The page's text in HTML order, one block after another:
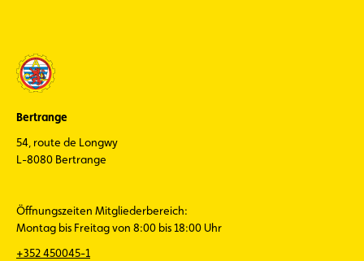
Bertrange
54, route de Longwy
L-8080 Bertrange
Öffnungszeiten Mitgliederbereich:
Montag bis Freitag von 8:00 bis 18:00 Uhr
+352 450045-1